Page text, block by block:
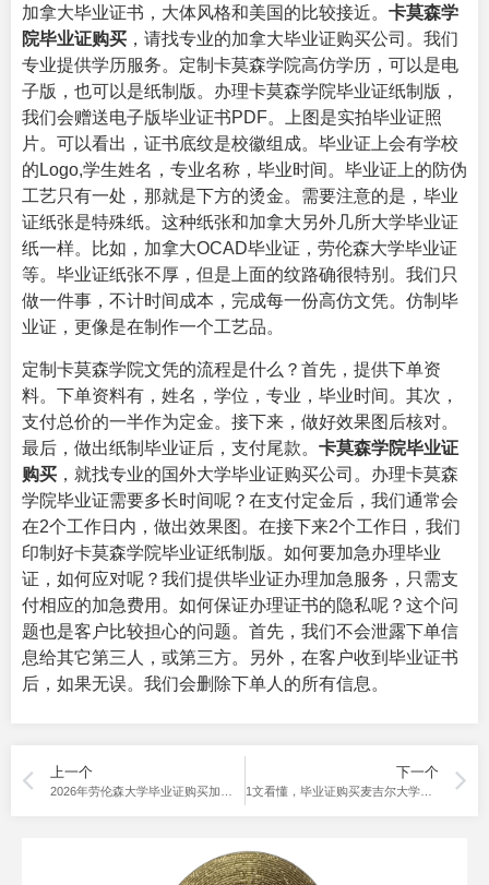
加拿大毕业证书，大体风格和美国的比较接近。 卡莫森学
院毕业证购买 ，请找专业的加拿大毕业证购买公司 。我们
专业提供学历服务。定制卡莫森学院高仿学历，可以是电
子版，也可以是纸制版。办理卡莫森学院毕业证纸制版，
我们会赠送电子版毕业证书PDF。上图是实拍毕业证照
片。可以看出，证书底纹是校徽组成。毕业证上会有学校
的Logo,学生姓名，专业名称，毕业时间。毕业证上的防伪
工艺只有一处，那就是下方的烫金。需要注意的是，毕业
证纸张是特殊纸。这种纸张和加拿大另外几所大学毕业证
纸一样。比如，加拿大OCAD毕业证，劳伦森大学毕业证
等。毕业证纸张不厚，但是上面的纹路确很特别。我们只
做一件事，不计时间成本，完成每一份高仿文凭。仿制毕
业证，更像是在制作一个工艺品。
定制卡莫森学院文凭的流程是什么？首先，提供下单资
料。下单资料有，姓名，学位，专业，毕业时间。其次，
支付总价的一半作为定金。接下来，做好效果图后核对。
最后，做出纸制毕业证后，支付尾款。 卡莫森学院毕业证
购买 ，就找专业的国外大学毕业证购买公司 。办理卡莫森
学院毕业证需要多长时间呢？在支付定金后，我们通常会
在2个工作日内，做出效果图。在接下来2个工作日，我们
印制好卡莫森学院毕业证纸制版。如何要加急办理毕业
证，如何应对呢？我们提供毕业证办理加急服务，只需支
付相应的加急费用。如何保证办理证书的隐私呢？这个问
题也是客户比较担心的问题。首先，我们不会泄露下单信
息给其它第三人，或第三方。另外，在客户收到毕业证书
后，如果无误。我们会删除下单人的所有信息。
上一个 下一个
1文看懂，毕业证购买麦吉尔大学的方法。